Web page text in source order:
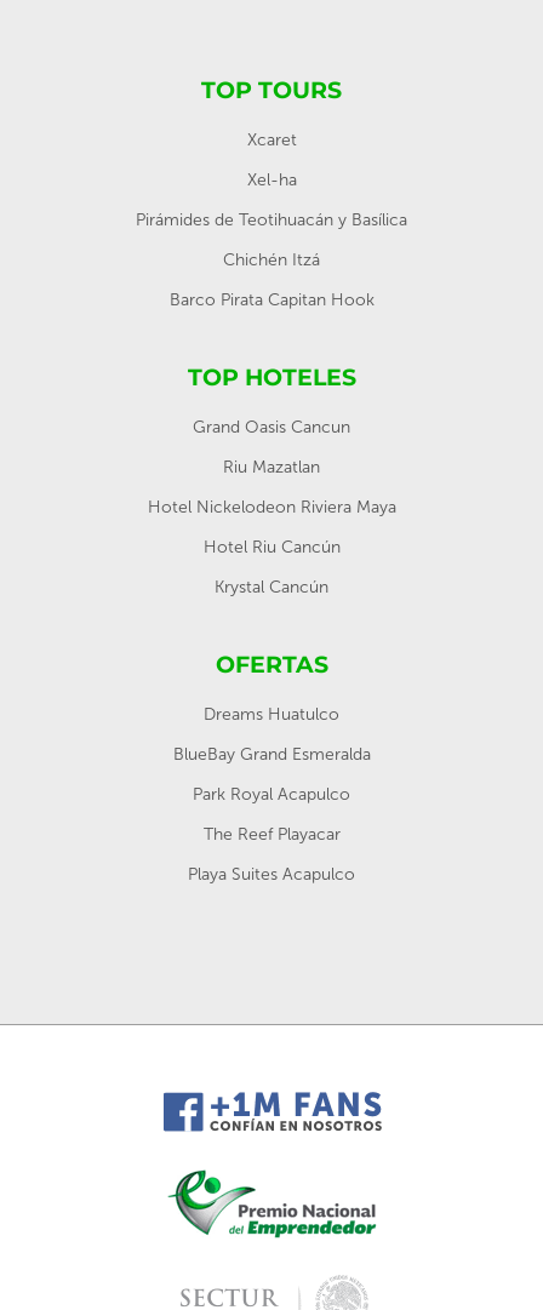
TOP TOURS
Xcaret
Xel-ha
Pirámides de Teotihuacán y Basílica
Chichén Itzá
Barco Pirata Capitan Hook
TOP HOTELES
Grand Oasis Cancun
Riu Mazatlan
Hotel Nickelodeon Riviera Maya
Hotel Riu Cancún
Krystal Cancún
OFERTAS
Dreams Huatulco
BlueBay Grand Esmeralda
Park Royal Acapulco
The Reef Playacar
Playa Suites Acapulco